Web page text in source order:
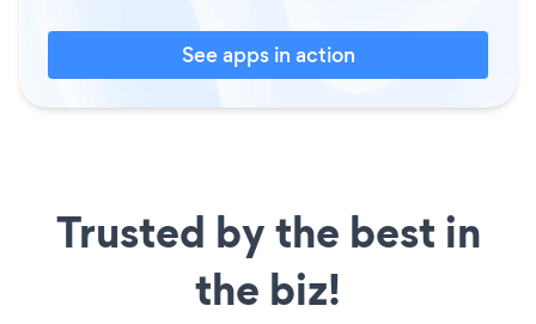
See apps in action
Trusted by the best in
the biz!